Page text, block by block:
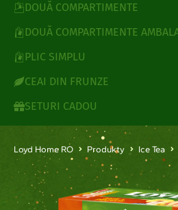
DOUĂ COMPARTIMENTE
DOUĂ COMPARTIMENTE
PLIC SIMPLU
CEAI DIN FRUNZE
SETURI CADOU
Loyd Home RO Produkty Ice Tea